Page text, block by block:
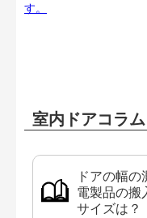
す。
室内ドアコラム
ドアの幅
電製品の搬
サイズは？